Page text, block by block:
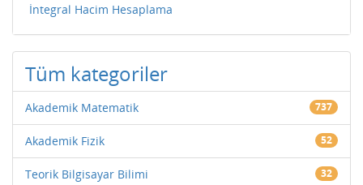
İntegral Hacim Hesaplama
Tüm kategoriler
Akademik Matematik 737
Akademik Fizik 52
Teorik Bilgisayar Bilimi 32